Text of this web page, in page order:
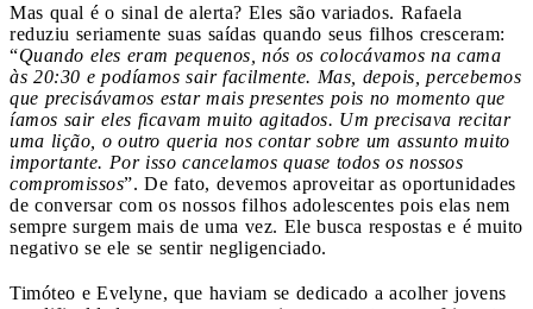
Mas qual é o sinal de alerta? Eles são variados. Rafaela
reduziu seriamente suas saídas quando seus filhos cresceram:
“Quando eles eram pequenos, nós os colocávamos na cama
às 20:30 e podíamos sair facilmente. Mas, depois, percebemos
que precisávamos estar mais presentes pois no momento que
íamos sair eles ficavam muito agitados. Um precisava recitar
uma lição, o outro queria nos contar sobre um assunto muito
importante. Por isso cancelamos quase todos os nossos
compromissos”. De fato, devemos aproveitar as oportunidades
de conversar com os nossos filhos adolescentes pois elas nem
sempre surgem mais de uma vez. Ele busca respostas e é muito
negativo se ele se sentir negligenciado.
Timóteo e Evelyne, que haviam se dedicado a acolher jovens